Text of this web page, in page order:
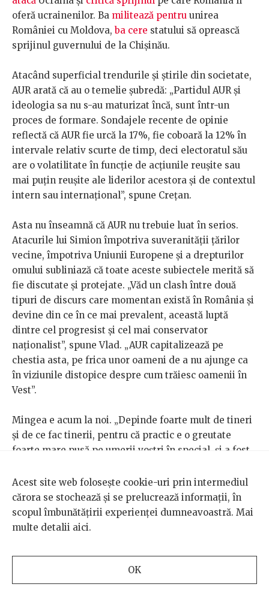
oferă ucrainenilor. Ba militează pentru unirea
României cu Moldova,ba cere statului să oprească
sprijinul guvernului de la Chișinău.
Atacând superficial trendurile și știrile din societate,
AUR arată că au o temelie șubredă: „Partidul AUR și
ideologia sa nu s-au maturizat încă, sunt într-un
proces de formare. Sondajele recente de opinie
reflectă că AUR fie urcă la 17%, fie coboară la 12% în
intervale relativ scurte de timp, deci electoratul său
are o volatilitate în funcție de acțiunile reușite sau
mai puțin reușite ale liderilor acestora și de contextul
intern sau internațional”, spune Crețan.
Asta nu înseamnă că AUR nu trebuie luat în serios.
Atacurile lui Simion împotriva suveranității țărilor
vecine, împotriva Uniunii Europene și a drepturilor
omului subliniază că toate aceste subiectele merită să
fie discutate și protejate. „Văd un clash între două
tipuri de discurs care momentan există în România și
devine din ce în ce mai prevalent, această luptă
dintre cel progresist și cel mai conservator
naționalist”, spune Vlad. „AUR capitalizează pe
chestia asta, pe frica unor oameni de a nu ajunge ca
în viziunile distopice despre cum trăiesc oamenii în
Vest”.
Mingea e acum la noi. „Depinde foarte mult de tineri
și de ce fac tinerii, pentru că practic e o greutate
foarte mare pusă pe umerii voștri în special, și a fost
crescut într-o societate fără tradiție democratică,
care nu are o înțelegere foarte clară asupra de ce e
bine să votezi, care sunt principiile democrației, de ce
e bine să-i aperi pe ăia care sunt slabi, de ce
am ajuns în situația în care cam trebuie să apărăm
Acest site web folosește cookie-uri prin intermediul
cărora se stochează și se prelucrează informații, în
scopul îmbunătățirii experienței dumneavoastră. Mai
multe detalii aici.
OK